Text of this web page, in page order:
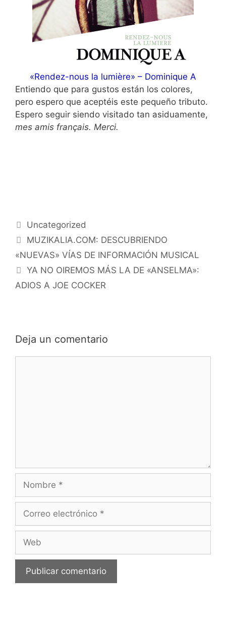
«Rendez-nous la lumière» – Dominique A
Entiendo que para gustos están los colores,
pero espero que aceptéis este pequeño tributo.
Espero seguir siendo visitado tan asiduamente,
mes amis français. Merci.
Categorías
Uncategorized
MUZIKALIA.COM: DESCUBRIENDO
«NUEVAS» VÍAS DE INFORMACIÓN MUSICAL
YA NO OIREMOS MÁS LA DE «ANSELMA»:
ADIOS A JOE COCKER
Deja un comentario
Nombre
Correo
Web